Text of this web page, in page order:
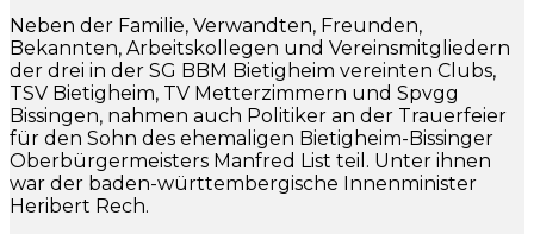
Neben der Familie, Verwandten, Freunden,
Bekannten, Arbeitskollegen und Vereinsmitgliedern
der drei in der SG BBM Bietigheim vereinten Clubs,
TSV Bietigheim, TV Metterzimmern und Spvgg
Bissingen, nahmen auch Politiker an der Trauerfeier
für den Sohn des ehemaligen Bietigheim-Bissinger
Oberbürgermeisters Manfred List teil. Unter ihnen
war der baden-württembergische Innenminister
Heribert Rech.